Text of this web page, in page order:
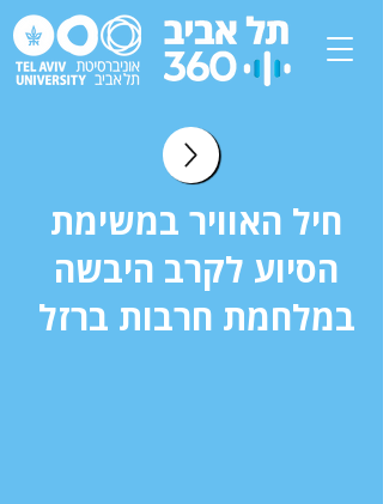
חיל האוויר במשימת
הסיוע לקרב היבשה
במלחמת חרבות ברזל